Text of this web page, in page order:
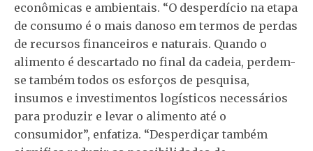
econômicas e ambientais. “O desperdício na etapa
de consumo é o mais danoso em termos de perdas
de recursos financeiros e naturais. Quando o
alimento é descartado no final da cadeia, perdem-
se também todos os esforços de pesquisa,
insumos e investimentos logísticos necessários
para produzir e levar o alimento até o
consumidor”, enfatiza. “Desperdiçar também